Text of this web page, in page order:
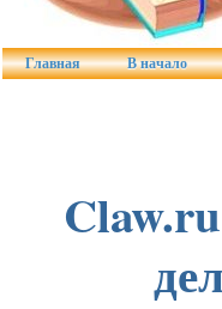
Главная В начало